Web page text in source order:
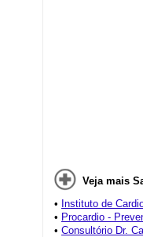
Veja mais
• Instituto de
• Procardio -
• Consultório Dr.